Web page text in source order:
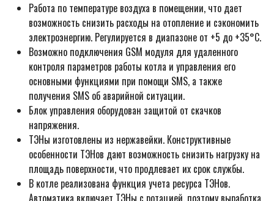
Работа по температуре воздуха в помещении, что дает
возможность снизить расходы на отопление и сэкономить
электроэнергию. Регулируется в диапазоне от +5 до +35°С.
Возможно подключения GSM модуля для удаленного
контроля параметров работы котла и управления его
основными функциями при помощи SMS, а также
получения SMS об аварийной ситуации.
Блок управления оборудован защитой от скачков
напряжения.
ТЭНы изготовлены из нержавейки. Конструктивные
особенности ТЭНов дают возможность снизить нагрузку на
площадь поверхности, что продлевает их срок службы.
В котле реализована функция учета ресурса ТЭНов.
Автоматика включает ТЭНы с ротацией, поэтому выработка